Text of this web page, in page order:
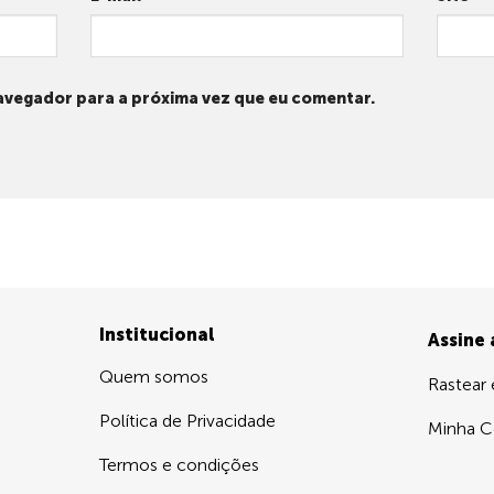
para a próxima vez que eu comentar.
Institucional
Quem somos
Política de Privacidade
Termos e condições
Assine
Minha